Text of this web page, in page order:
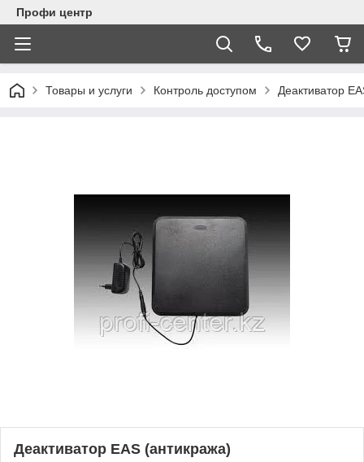
Профи центр
Товары и услуги Контроль доступом Деактиватор
Деактиватор EAS (антикража)